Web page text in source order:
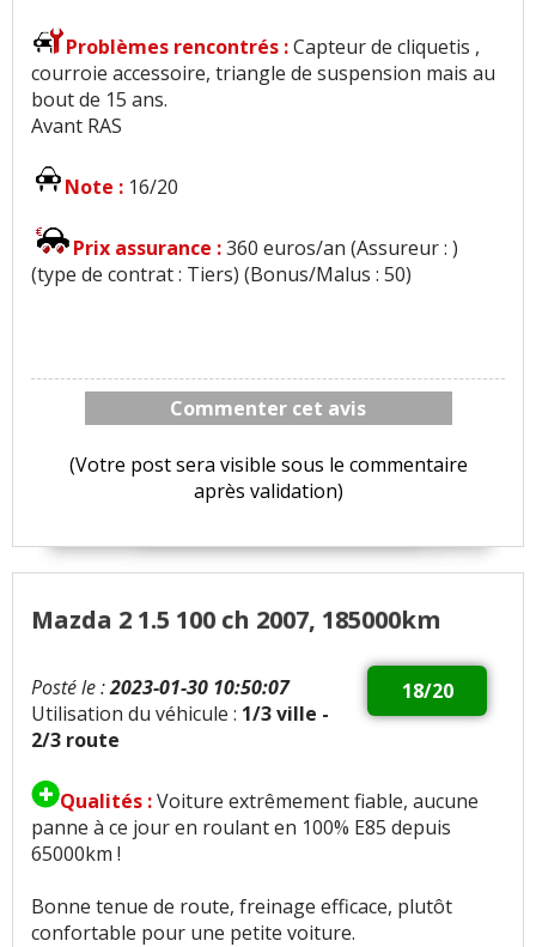
Problèmes rencontrés :Capteur de cliquetis ,
courroie accessoire, triangle de suspension mais au
bout de 15 ans.
Avant RAS
Note : 16/20
Prix assurance :360 euros/an (Assureur : )
(type de contrat : Tiers) (Bonus/Malus : 50)
Commenter cet avis
(Votre post sera visible sous le commentaire
après validation)
Mazda 2 1.5 100 ch 2007, 185000km
18/20
Posté le :2023-01-30 10:50:07
Utilisation du véhicule : 1/3 ville -
2/3 route
Qualités :Voiture extrêmement fiable, aucune
panne à ce jour en roulant en 100% E85 depuis
65000km !
Bonne tenue de route, freinage efficace, plutôt
confortable pour une petite voiture.